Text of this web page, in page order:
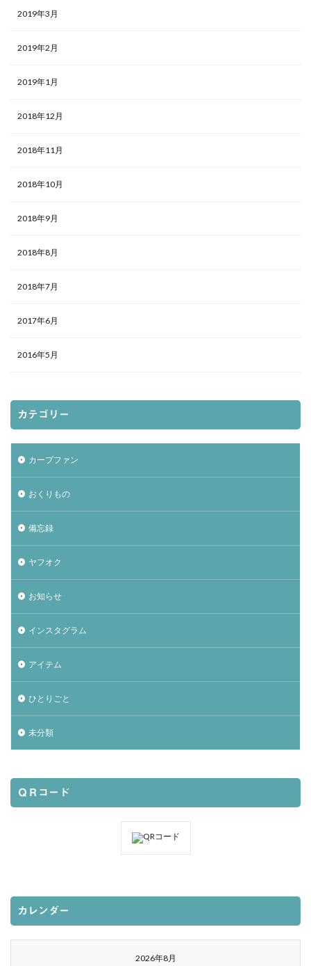
2019年3月
2019年2月
2019年1月
2018年12月
2018年11月
2018年10月
2018年9月
2018年8月
2018年7月
2017年6月
2016年5月
カテゴリー
カープファン
おくりもの
備忘録
ヤフオク
お知らせ
インスタグラム
アイテム
ひとりごと
未分類
ＱＲコード
カレンダー
2026年8月